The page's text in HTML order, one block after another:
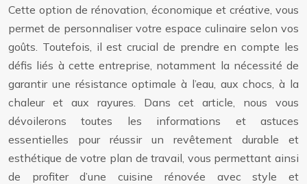
Cette option de rénovation, économique et créative, vous
permet de personnaliser votre espace culinaire selon vos
goûts. Toutefois, il est crucial de prendre en compte les
défis liés à cette entreprise, notamment la nécessité de
garantir une résistance optimale à l’eau, aux chocs, à la
chaleur et aux rayures. Dans cet article, nous vous
dévoilerons toutes les informations et astuces
essentielles pour réussir un revêtement durable et
esthétique de votre plan de travail, vous permettant ainsi
de profiter d’une cuisine rénovée avec style et